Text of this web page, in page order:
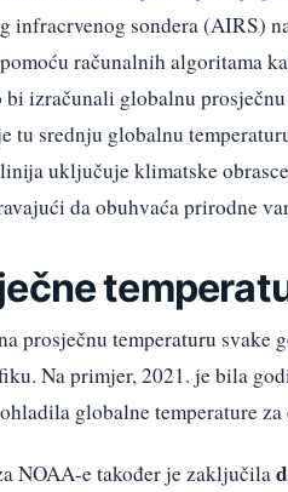
infracrvenog sondera (AIRS)
računalnih algoritama
izračunali globalnu
tu srednju globalnu
uključuje klimatske
da obuhvaća prirodne
prosječnu temperaturu svake
Na primjer, 2021. je bila
globalne temperature
NOAA-e također je zaključila